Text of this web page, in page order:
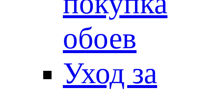
обоев
Уход за